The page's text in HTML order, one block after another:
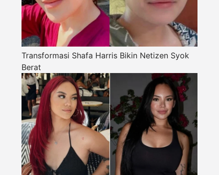
Transformasi Shafa Harris Bikin Netizen Syok
Berat